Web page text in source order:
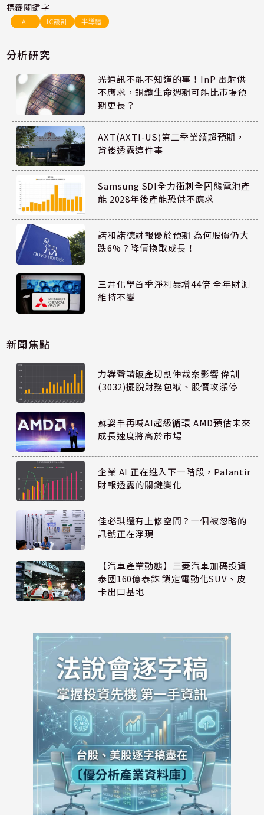
標籤關鍵字
AI IC設計 半導體
分析研究
光通訊不能不知道的事！InP 雷射供
不應求，銅纜生命週期可能比市場預
期更長？
AXT(AXTI-US)第二季業績超預期，
背後透露這件事
Samsung SDI全力衝刺全固態電池產
能 2028年後產能恐供不應求
諾和諾德財報優於預期 為何股價仍大
跌6%？降價換取成長！
三井化學首季淨利暴增44倍 全年財測
維持不變
新聞焦點
力韡聲請破產切割仲裁案影響 偉訓
(3032)擺脫財務包袱、股價攻漲停
蘇姿丰再喊AI超級循環 AMD預估未來
成長速度將高於市場
企業 AI 正在進入下一階段，Palantir
財報透露的關鍵變化
佳必琪還有上修空間？一個被忽略的
訊號正在浮現
【汽車產業動態】三菱汽車加碼投資
泰國160億泰銖 鎖定電動化SUV、皮
卡出口基地